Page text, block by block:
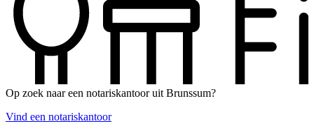
Op zoek naar een notariskantoor uit Brunssum?
Vind een notariskantoor